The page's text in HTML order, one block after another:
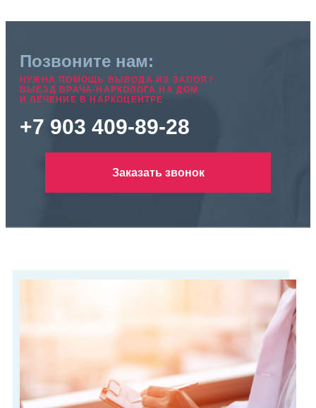
Позвоните нам:
НУЖНА ПОМОЩЬ ВЫВОДА ИЗ ЗАПОЯ?
ВЫЕЗД ВРАЧА-НАРКОЛОГА НА ДОМ
И ЛЕЧЕНИЕ В НАРКОЦЕНТРЕ
+7 903 409-89-28
Заказать звонок